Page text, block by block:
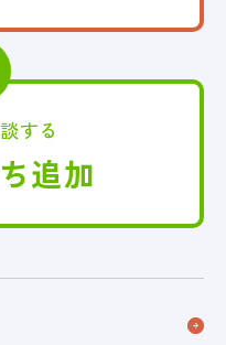
する
追加